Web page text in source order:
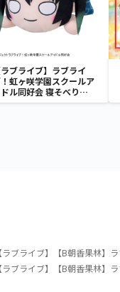
ラブライブ】ラブライ
虹ヶ咲学園スクールア
ル同好会 寝そべり
ぬいぐるみ“高咲 侑”
【ラブライブ】【B朝香果林】
【ラブライブ】【B朝香果林】